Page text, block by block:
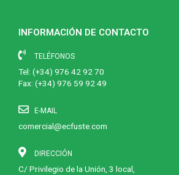
INFORMACIÓN DE CONTACTO
TELÉFONOS
Tel: (+34) 976 42 92 70
Fax: (+34) 976 59 92 49
E-MAIL
comercial@ecfuste.com
DIRECCIÓN
C/ Privilegio de la Unión, 3 local,